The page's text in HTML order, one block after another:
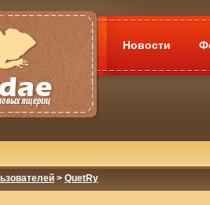
Новости
> QuetRy